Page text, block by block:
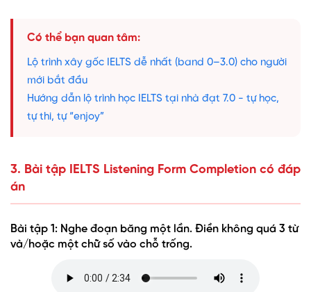
Có thể bạn quan tâm:
Lộ trình xây gốc IELTS dễ nhất (band 0–3.0) cho người
mới bắt đầu
Hướng dẫn lộ trình học IELTS tại nhà đạt 7.0 - tự học,
tự thi, tự “enjoy”
3. Bài tập IELTS Listening Form Completion có đáp
án
Bài tập 1: Nghe đoạn băng một lần. Điền không quá 3 từ
và/hoặc một chữ số vào chỗ trống.